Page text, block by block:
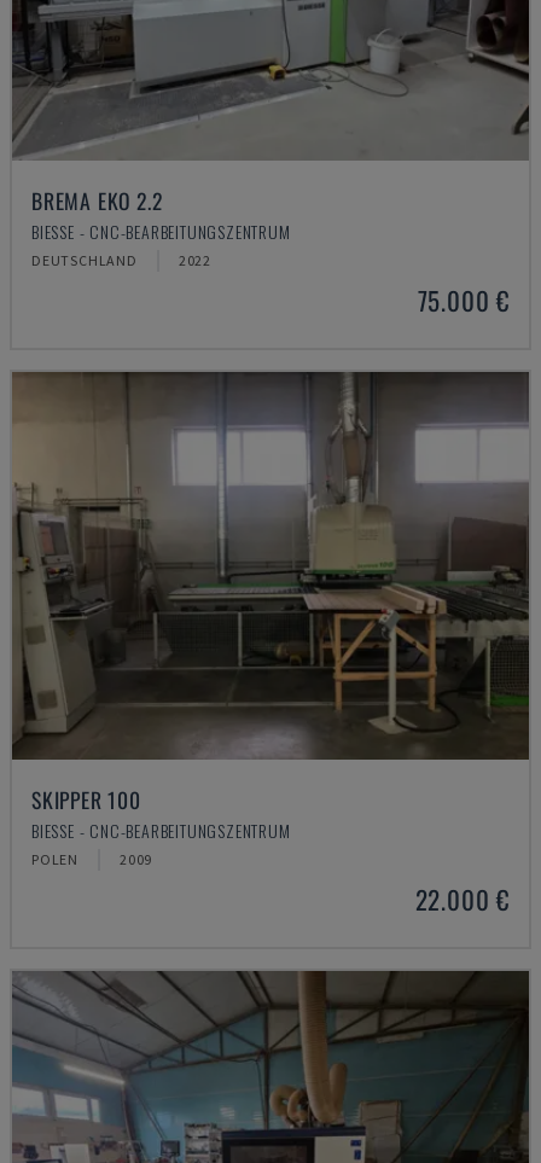
BREMA EKO 2.2
BIESSE - CNC-BEARBEITUNGSZENTRUM
DEUTSCHLAND 2022
75.000 €
SKIPPER 100
BIESSE - CNC-BEARBEITUNGSZENTRUM
POLEN 2009
22.000 €